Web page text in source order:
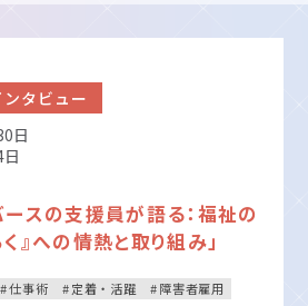
タビュー
日
ースの支援員が語る：福祉の
』への情熱と取り組み」
仕事術 定着・活躍 障害者雇用